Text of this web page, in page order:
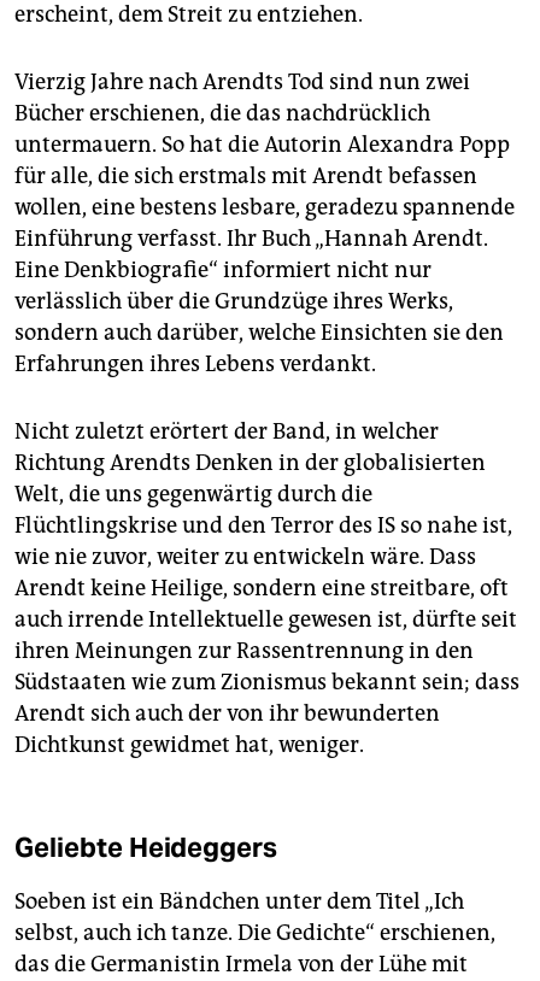
erscheint, dem Streit zu entziehen.
Vierzig Jahre nach Arendts Tod sind nun zwei
Bücher erschienen, die das nachdrücklich
untermauern. So hat die Autorin Alexandra Popp
für alle, die sich erstmals mit Arendt befassen
wollen, eine bestens lesbare, geradezu spannende
Einführung verfasst. Ihr Buch „Hannah Arendt.
Eine Denkbiografie“ informiert nicht nur
verlässlich über die Grundzüge ihres Werks,
sondern auch darüber, welche Einsichten sie den
Erfahrungen ihres Lebens verdankt.
Nicht zuletzt erörtert der Band, in welcher
Richtung Arendts Denken in der globalisierten
Welt, die uns gegenwärtig durch die
Flüchtlingskrise und den Terror des IS so nahe ist,
wie nie zuvor, weiter zu entwickeln wäre. Dass
Arendt keine Heilige, sondern eine streitbare, oft
auch irrende Intellektuelle gewesen ist, dürfte seit
ihren Meinungen zur Rassentrennung in den
Südstaaten wie zum Zionismus bekannt sein; dass
Arendt sich auch der von ihr bewunderten
Dichtkunst gewidmet hat, weniger.
Geliebte Heideggers
Soeben ist ein Bändchen unter dem Titel „Ich
selbst, auch ich tanze. Die Gedichte“ erschienen,
das die Germanistin Irmela von der Lühe mit